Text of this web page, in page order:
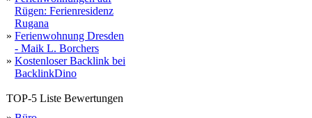
Rügen: Ferienresidenz
Rugana
» Ferienwohnung Dresden
- Maik L. Borchers
» Kostenloser Backlink bei
BacklinkDino
TOP-5 Liste Bewertungen